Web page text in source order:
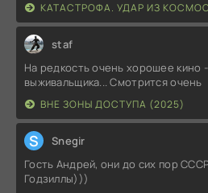
КАТАСТРОФА. УДАР ИЗ
staf
На редкость очень хорошее кино
выживальщика... Смотрится очень
ВНЕ ЗОНЫ ДОСТУПА (2025)
S Snegir
Гость Андрей, они до сих пор
Годзиллы)))